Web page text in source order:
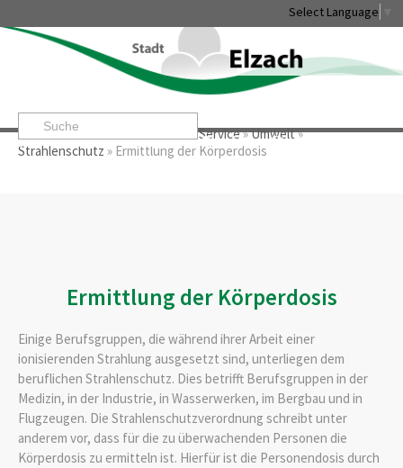
Select Language
Startseite» »Service»Umwelt»
Strahlenschutz » Ermittlung der Körperdosis
Leben & Erleben Rathaus & Service Stadtentwicklung &
Ermittlung der Körperdosis
Einige Berufsgruppen, die während ihrer Arbeit einer
ionisierenden Strahlung ausgesetzt sind, unterliegen dem
beruflichen Strahlenschutz. Dies betrifft Berufsgruppen in der
Medizin, in der Industrie, in Wasserwerken, im Bergbau und in
Flugzeugen. Die Strahlenschutzverordnung schreibt unter
anderem vor, dass für die zu überwachenden Personen die
Körperdosis zu ermitteln ist. Hierfür ist die Personendosis durch